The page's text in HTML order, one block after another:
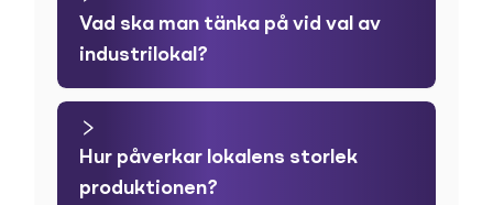
Vad ska man tänka på vid val av
industrilokal?
Hur påverkar lokalens storlek
produktionen?